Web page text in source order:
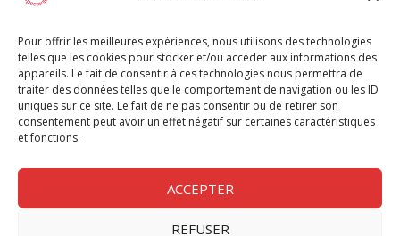
Pour offrir les meilleures expériences, nous utilisons des technologies
telles que les cookies pour stocker et/ou accéder aux informations des
appareils. Le fait de consentir à ces technologies nous permettra de
traiter des données telles que le comportement de navigation ou les ID
uniques sur ce site. Le fait de ne pas consentir ou de retirer son
consentement peut avoir un effet négatif sur certaines caractéristiques
et fonctions.
ACCEPTER
REFUSER
Chèque Compta
Chèque Emploi Spectacle
G-Pods
Profession Audio-visuel